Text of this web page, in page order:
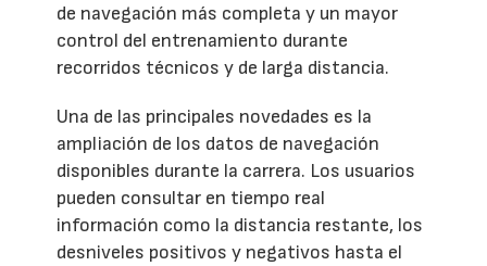
de navegación más completa y un mayor
control del entrenamiento durante
recorridos técnicos y de larga distancia.
Una de las principales novedades es la
ampliación de los datos de navegación
disponibles durante la carrera. Los usuarios
pueden consultar en tiempo real
información como la distancia restante, los
desniveles positivos y negativos hasta el